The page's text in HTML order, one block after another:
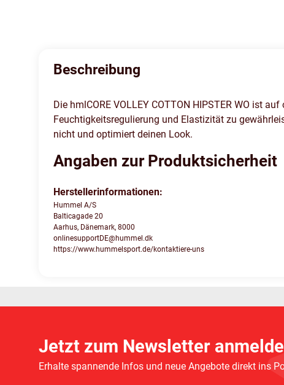
Beschreibung
Die hmlCORE VOLLEY COTTON HIPSTER WO ist
Feuchtigkeitsregulierung und Elastizität zu
nicht und optimiert deinen Look.
Angaben zur Produktsicherheit
Herstellerinformationen:
Hummel A/S
Balticagade 20
Aarhus, Dänemark, 8000
onlinesupportDE@hummel.dk
https://www.hummelsport.de/kontaktiere-uns
Jetzt zum Newsletter
Erhalte spannende Infos und neue Angebote direkt ins